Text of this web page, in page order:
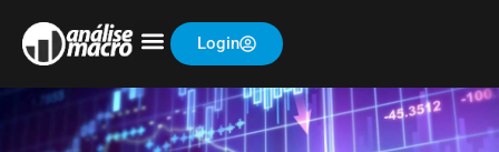
Login